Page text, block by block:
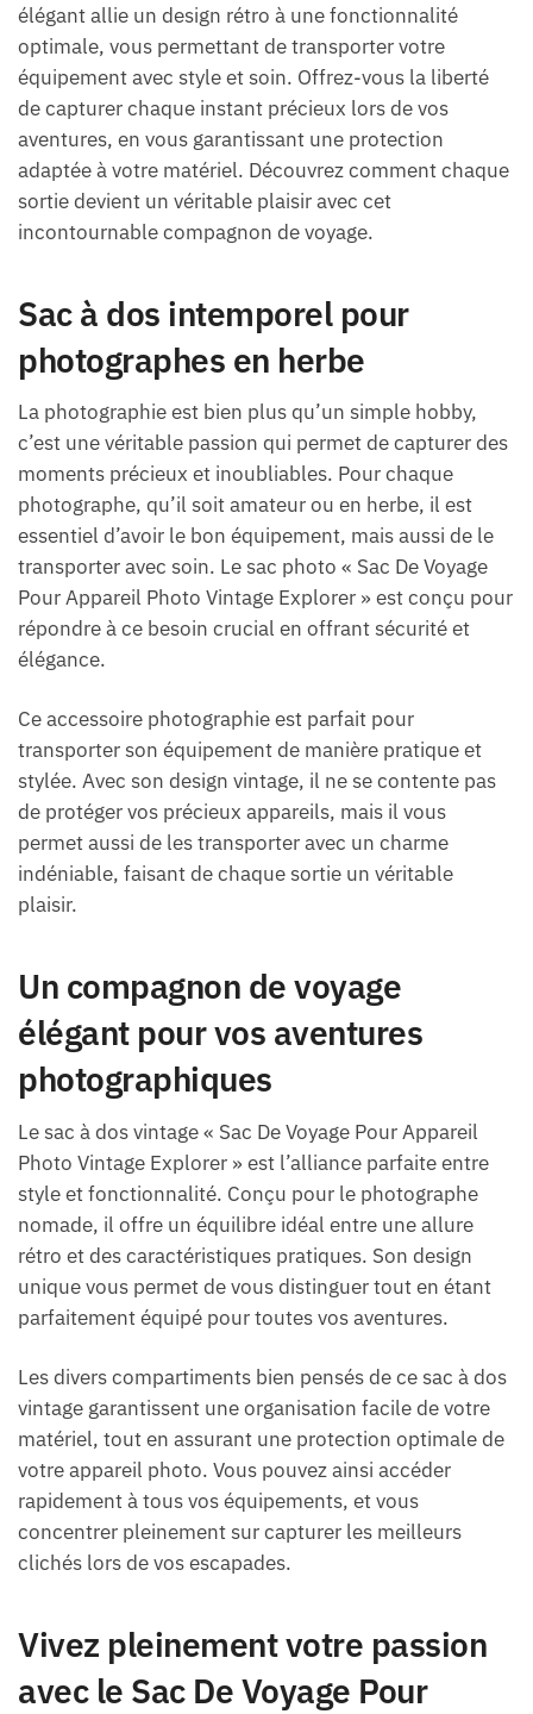
élégant allie un design rétro à une fonctionnalité
optimale, vous permettant de transporter votre
équipement avec style et soin. Offrez-vous la liberté
de capturer chaque instant précieux lors de vos
aventures, en vous garantissant une protection
adaptée à votre matériel. Découvrez comment chaque
sortie devient un véritable plaisir avec cet
incontournable compagnon de voyage.
Sac à dos intemporel pour
photographes en herbe
La photographie est bien plus qu’un simple hobby,
c’est une véritable passion qui permet de capturer des
moments précieux et inoubliables. Pour chaque
photographe, qu’il soit amateur ou en herbe, il est
essentiel d’avoir le bon équipement, mais aussi de le
transporter avec soin. Le sac photo « Sac De Voyage
Pour Appareil Photo Vintage Explorer » est conçu pour
répondre à ce besoin crucial en offrant sécurité et
élégance.
Ce accessoire photographie est parfait pour
transporter son équipement de manière pratique et
stylée. Avec son design vintage, il ne se contente pas
de protéger vos précieux appareils, mais il vous
permet aussi de les transporter avec un charme
indéniable, faisant de chaque sortie un véritable
plaisir.
Un compagnon de voyage
élégant pour vos aventures
photographiques
Le sac à dos vintage « Sac De Voyage Pour Appareil
Photo Vintage Explorer » est l’alliance parfaite entre
style et fonctionnalité. Conçu pour le photographe
nomade, il offre un équilibre idéal entre une allure
rétro et des caractéristiques pratiques. Son design
unique vous permet de vous distinguer tout en étant
parfaitement équipé pour toutes vos aventures.
Les divers compartiments bien pensés de ce sac à dos
vintage garantissent une organisation facile de votre
matériel, tout en assurant une protection optimale de
votre appareil photo. Vous pouvez ainsi accéder
rapidement à tous vos équipements, et vous
concentrer pleinement sur capturer les meilleurs
clichés lors de vos escapades.
Vivez pleinement votre passion
avec le Sac De Voyage Pour